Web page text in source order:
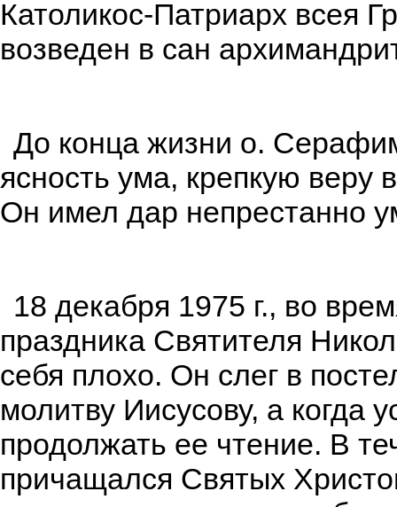
Католикос-Патриарх всея
возведен в сан
До конца жизни о.
ясность ума, крепкую веру
Он имел дар непрестанно
18 декабря 1975 г., во
праздника Святителя
себя плохо. Он слег в
молитву Иисусову, а когда
продолжать ее чтение. В
причащался Святых